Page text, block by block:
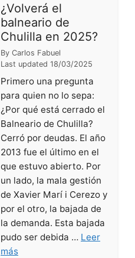
¿Volverá el
balneario de
Chulilla en 2025?
By Carlos Fabuel
Last updated 18/03/2025
Primero una pregunta
para quien no lo sepa:
¿Por qué está cerrado el
Balneario de Chulilla?
Cerró por deudas. El año
2013 fue el último en el
que estuvo abierto. Por
un lado, la mala gestión
de Xavier Marí i Cerezo y
por el otro, la bajada de
la demanda. Esta bajada
pudo ser debida … Leer
más